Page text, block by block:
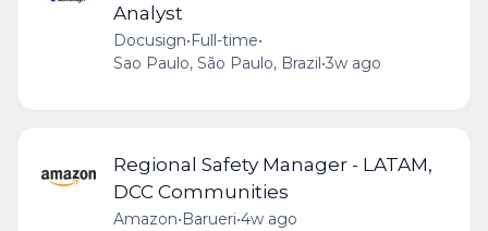
Analyst
Docusign•Full-time•
Sao Paulo, São Paulo, Brazil•3w ago
Regional Safety Manager - LATAM,
DCC Communities
Amazon• Barueri•4w ago